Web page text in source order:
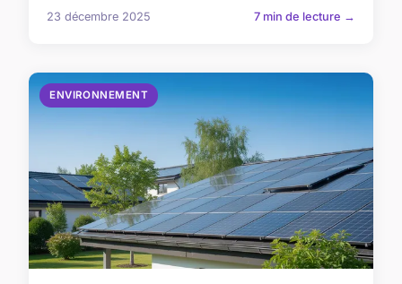
23 décembre 2025 7 min de lecture →
ENVIRONNEMENT